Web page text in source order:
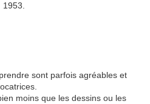
1953.
sont parfois agréables et
moins que les dessins ou les